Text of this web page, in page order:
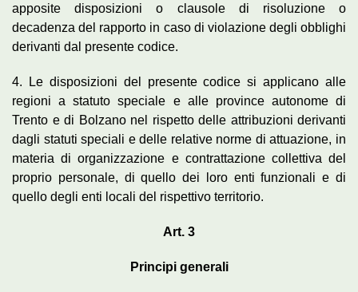
apposite disposizioni o clausole di risoluzione o
decadenza del rapporto in caso di violazione degli obblighi
derivanti dal presente codice.
4. Le disposizioni del presente codice si applicano alle
regioni a statuto speciale e alle province autonome di
Trento e di Bolzano nel rispetto delle attribuzioni derivanti
dagli statuti speciali e delle relative norme di attuazione, in
materia di organizzazione e contrattazione collettiva del
proprio personale, di quello dei loro enti funzionali e di
quello degli enti locali del rispettivo territorio.
Art. 3
Principi generali